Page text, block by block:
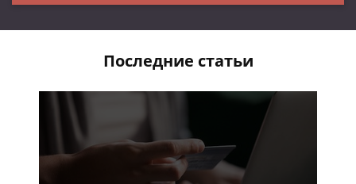
Последние статьи